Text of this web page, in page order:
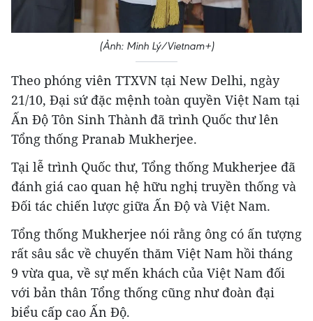
(Ảnh: Minh Lý/Vietnam+)
Theo phóng viên TTXVN tại New Delhi, ngày
21/10, Đại sứ đặc mệnh toàn quyền Việt Nam tại
Ấn Độ Tôn Sinh Thành đã trình Quốc thư lên
Tổng thống Pranab Mukherjee.
Tại lễ trình Quốc thư, Tổng thống Mukherjee đã
đánh giá cao quan hệ hữu nghị truyền thống và
Đối tác chiến lược giữa Ấn Độ và Việt Nam.
Tổng thống Mukherjee nói rằng ông có ấn tượng
rất sâu sắc về chuyến thăm Việt Nam hồi tháng
9 vừa qua, về sự mến khách của Việt Nam đối
với bản thân Tổng thống cũng như đoàn đại
biểu cấp cao Ấn Độ.